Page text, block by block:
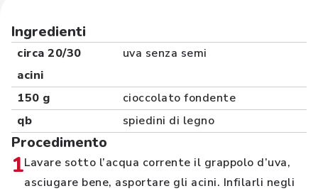
Ingredienti
circa 20/30
acini
uva senza semi
150 g
cioccolato fondente
qb
spiedini di legno
Procedimento
1Lavare sotto l’acqua corrente il grappolo d’uva,
asciugare bene, asportare gli acini. Infilarli negli